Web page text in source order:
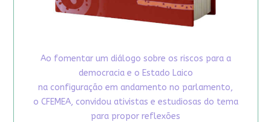
Ao fomentar um diálogo sobre os riscos para a
democracia e o Estado Laico
na configuração em andamento no parlamento,
o CFEMEA, convidou ativistas e estudiosas do tema
para propor reflexões